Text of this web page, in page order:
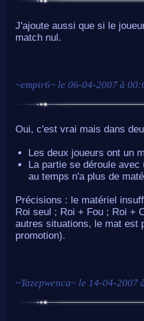
J'ajoute aussi que si le
match nul.
~empir6~ le 06-04-2007 à
Oui, c'est vrai mais dans
Les deux joueurs ont un
La partie se déroule
au temps n'a plus de
Précisions : le matériel
Roi seul ; Roi + Fou ; Roi +
autres situations, le mat est
promotion).
~Tazepwenca~ le 14-04-2007